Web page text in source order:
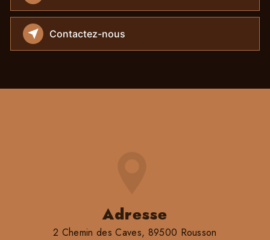
Contactez-nous
Adresse
2 Chemin des Caves, 89500 Rousson